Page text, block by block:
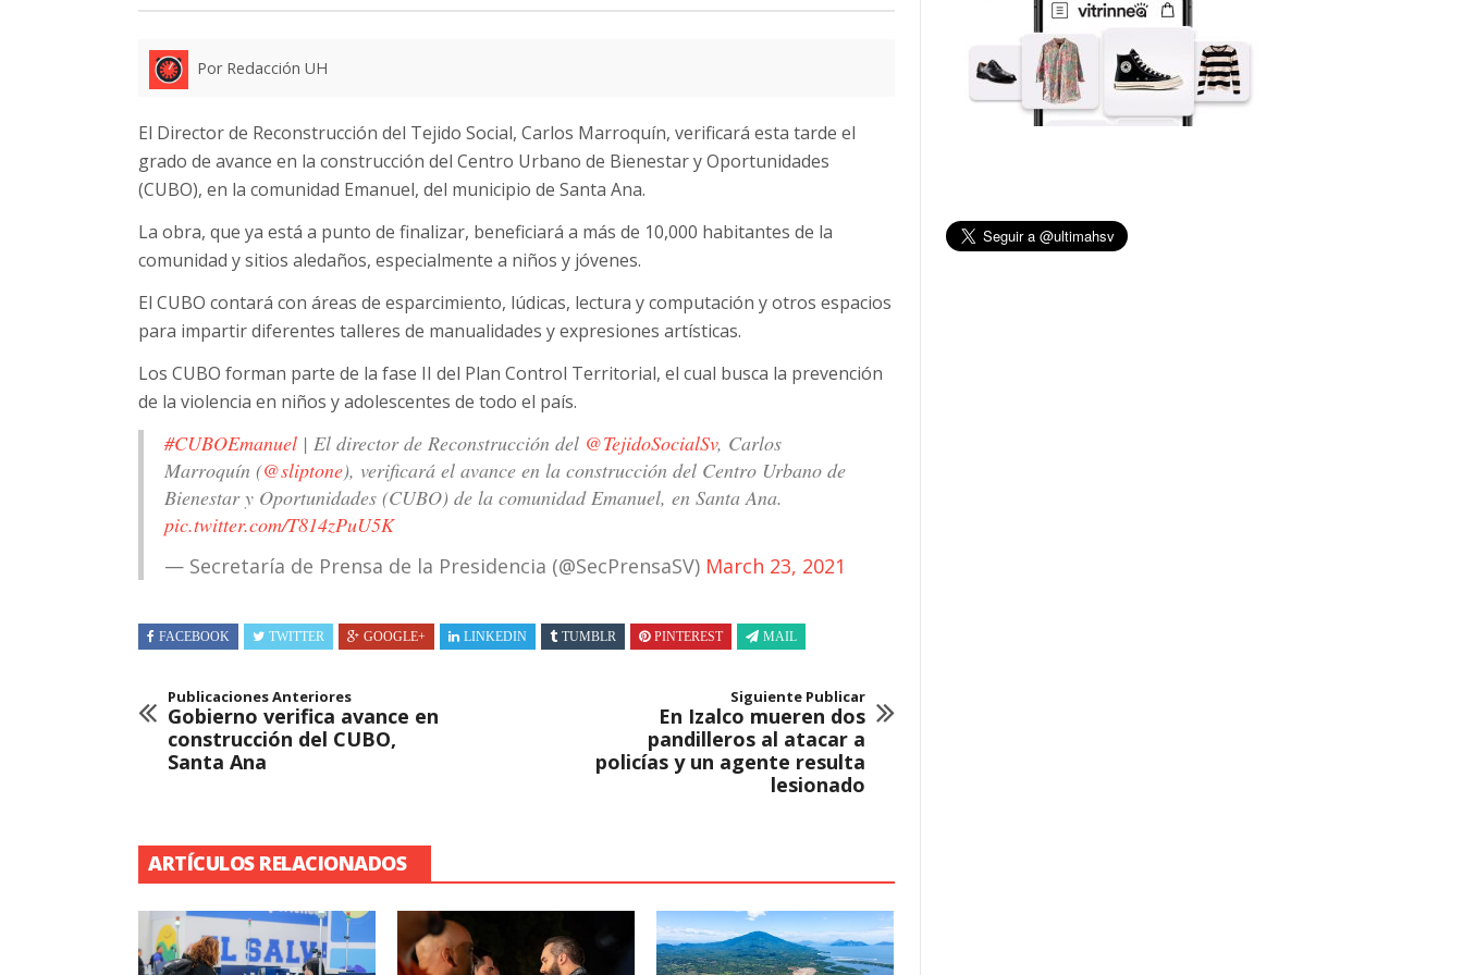
Por Redacción UH
El Director de Reconstrucción del Tejido Social, Carlos Marroquín, verificará esta tarde el
grado de avance en la construcción del Centro Urbano de Bienestar y Oportunidades
(CUBO), en la comunidad Emanuel, del municipio de Santa Ana.
La obra, que ya está a punto de finalizar, beneficiará a más de 10,000 habitantes de la
comunidad y sitios aledaños, especialmente a niños y jóvenes.
El CUBO contará con áreas de esparcimiento, lúdicas, lectura y computación y otros espacios
para impartir diferentes talleres de manualidades y expresiones artísticas.
Los CUBO forman parte de la fase II del Plan Control Territorial, el cual busca la prevención
de la violencia en niños y adolescentes de todo el país.
#CUBOEmanuel | El director de Reconstrucción del @TejidoSocialSv, Carlos
Marroquín (@sliptone), verificará el avance en la construcción del Centro Urbano de
Bienestar y Oportunidades (CUBO) de la comunidad Emanuel, en Santa Ana.
pic.twitter.com/T814zPuU5K
— Secretaría de Prensa de la Presidencia (@SecPrensaSV) March 23, 2021
FACEBOOK TWITTER GOOGLE+ LINKEDIN TUMBLR PINTEREST MAIL
Publicaciones Anteriores
Gobierno verifica avance en
construcción del CUBO,
Santa Ana
Siguiente Publicar
En Izalco mueren dos
pandilleros al atacar a
policías y un agente resulta
lesionado
ARTÍCULOS RELACIONADOS